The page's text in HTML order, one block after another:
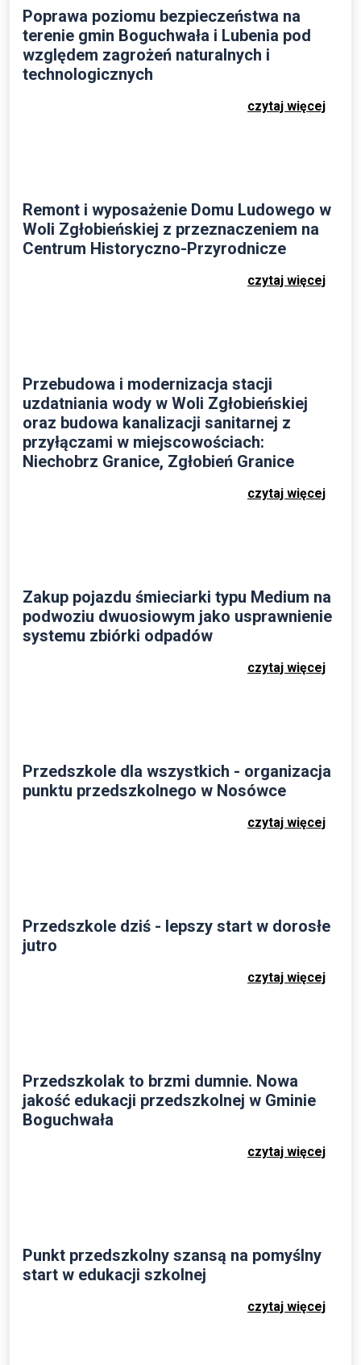
Poprawa poziomu bezpieczeństwa na
terenie gmin Boguchwała i Lubenia pod
względem zagrożeń naturalnych i
technologicznych
czytaj więcej
Remont i wyposażenie Domu Ludowego w
Woli Zgłobieńskiej z przeznaczeniem na
Centrum Historyczno-Przyrodnicze
czytaj więcej
Przebudowa i modernizacja stacji
uzdatniania wody w Woli Zgłobieńskiej
oraz budowa kanalizacji sanitarnej z
przyłączami w miejscowościach:
Niechobrz Granice, Zgłobień Granice
czytaj więcej
Zakup pojazdu śmieciarki typu Medium na
podwoziu dwuosiowym jako usprawnienie
systemu zbiórki odpadów
czytaj więcej
Przedszkole dla wszystkich - organizacja
punktu przedszkolnego w Nosówce
czytaj więcej
Przedszkole dziś - lepszy start w dorosłe
jutro
czytaj więcej
Przedszkolak to brzmi dumnie. Nowa
jakość edukacji przedszkolnej w Gminie
Boguchwała
czytaj więcej
Punkt przedszkolny szansą na pomyślny
start w edukacji szkolnej
czytaj więcej